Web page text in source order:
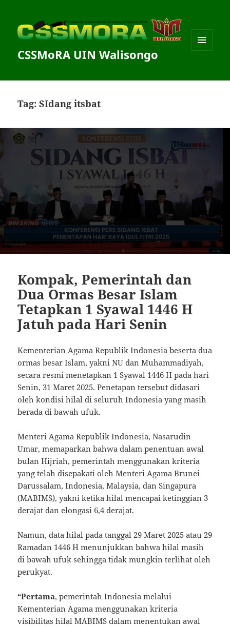
CSSMoRA UIN Walisongo
Tag:SIdang itsbat
Kompak, Pemerintah dan
Dua Ormas Besar Islam
Tetapkan 1 Syawal 1446 H
Jatuh pada Hari Senin
Kementerian Agama Republik Indonesia beserta dua
ormas besar Islam, yakni NU dan Muhammadiyah,
secara resmi menetapkan 1 Syawal 1446 H pada hari
Senin, 31 Maret 2025. Penetapan tersebut didasari
oleh kondisi hilal di seluruh Indonesia yang masih
berada di bawah ufuk.
Menteri Agama Republik Indonesia, Nasarudin
Umar, memaparkan bahwa dalam penentuan awal
bulan Hijriah, pemerintah menggunakan kriteria
yang telah disepakati oleh Menteri Agama Brunei
Darussalam, Indonesia, Malaysia, dan Singapura
(MABIMS), yakni ketika hilal mencapai ketinggian 3
derajat dan elongasi 6,4 derajat.
Namun, data hilal pada tanggal 29 Maret 2025 atau 29
Ramadan 1446 H menunjukkan bahwa hilal masih
di bawah ufuk sehingga tidak mungkin terlihat oleh
perukyat.
“Pertama, pemerintah Indonesia melalui
Kementerian Agama menggunakan kriteria
visibilitas hilal MABIMS dalam menentukan awal